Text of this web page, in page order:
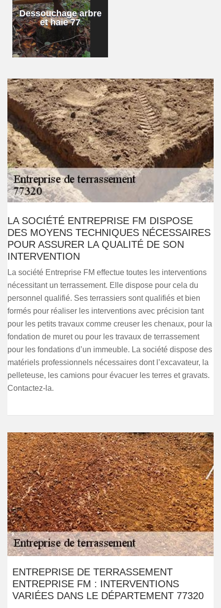
Dessouchage arbre
et haie 77
LA SOCIÉTÉ ENTREPRISE FM DISPOSE
DES MOYENS TECHNIQUES NÉCESSAIRES
POUR ASSURER LA QUALITÉ DE SON
INTERVENTION
La société Entreprise FM effectue toutes les interventions
nécessitant un terrassement. Elle dispose pour cela du
personnel qualifié. Ses terrassiers sont qualifiés et bien
formés pour réaliser les interventions avec précision tant
pour les petits travaux comme creuser les chenaux, pour la
fondation de muret ou pour les travaux de terrassement
pour les fondations d’un immeuble. La société dispose des
matériels professionnels nécessaires dont l’excavateur, la
pelleteuse, les camions pour évacuer les terres et gravats.
Contactez-la.
ENTREPRISE DE TERRASSEMENT
ENTREPRISE FM : INTERVENTIONS
VARIÉES DANS LE DÉPARTEMENT 77320